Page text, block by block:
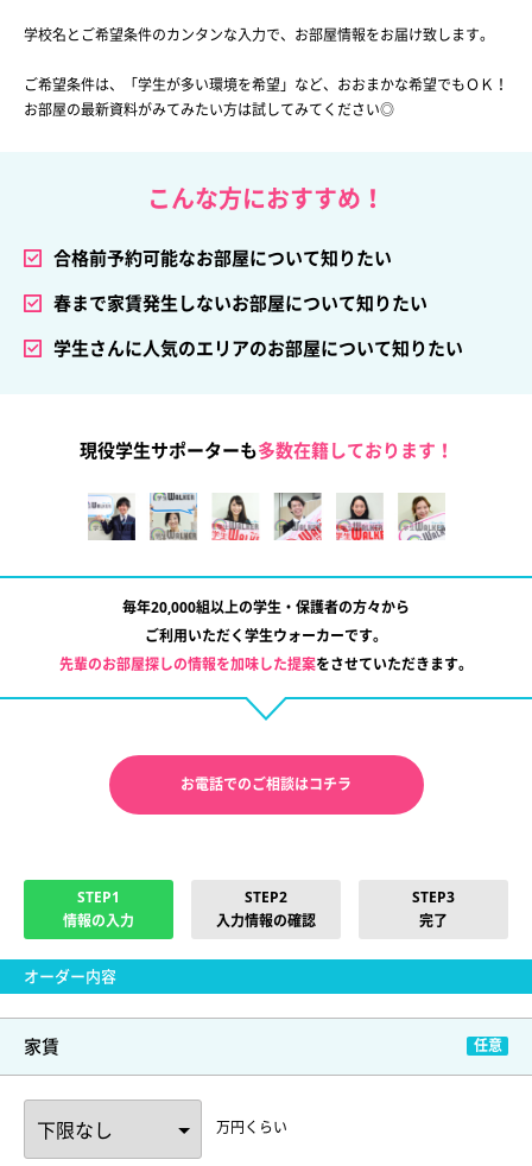
学校名とご希望条件のカンタンな入力で、お部屋情報をお届け致します。
ご希望条件は、「学生が多い環境を希望」など、おおまかな希望でもＯＫ！
お部屋の最新資料がみてみたい方は試してみてください◎
こんな方におすすめ！
合格前予約可能なお部屋について知りたい
春まで家賃発生しないお部屋について知りたい
学生さんに人気のエリアのお部屋について知りたい
現役学生サポーターも多数在籍しております！
毎年20,000組以上の学生・保護者の方々から
ご利用いただく学生ウォーカーです。
先輩のお部屋探しの情報を加味した提案をさせていただきます。
お電話でのご相談はコチラ
STEP1
情報の入力
STEP2
入力情報の確認
STEP3
完了
オーダー内容
家賃
万円くらい